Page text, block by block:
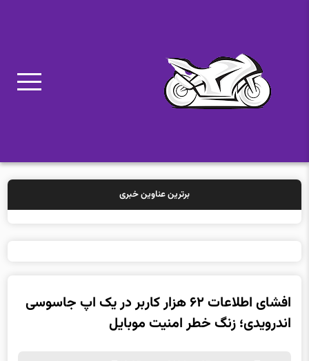
برترین عناوین خبری
افشای اطلاعات ۶۲ هزار کاربر در یک اپ جاسوسی